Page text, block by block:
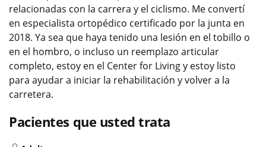
relacionadas con la carrera y el ciclismo. Me convertí
en especialista ortopédico certificado por la junta en
2018. Ya sea que haya tenido una lesión en el tobillo o
en el hombro, o incluso un reemplazo articular
completo, estoy en el Center for Living y estoy listo
para ayudar a iniciar la rehabilitación y volver a la
carretera.
Pacientes que usted trata